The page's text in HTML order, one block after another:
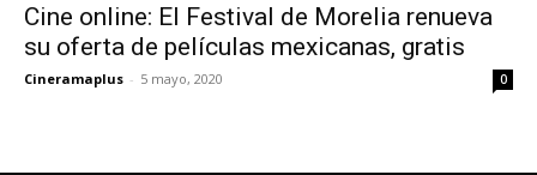
Cine online: El Festival de Morelia renueva
su oferta de películas mexicanas, gratis
Cineramaplus - 5 mayo, 2020 0